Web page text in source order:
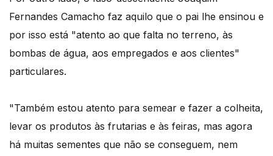
Fernandes Camacho faz aquilo que o pai lhe ensinou e
por isso está "atento ao que falta no terreno, às
bombas de água, aos empregados e aos clientes"
particulares.
"Também estou atento para semear e fazer a colheita,
levar os produtos às frutarias e às feiras, mas agora
há muitas sementes que não se conseguem, nem